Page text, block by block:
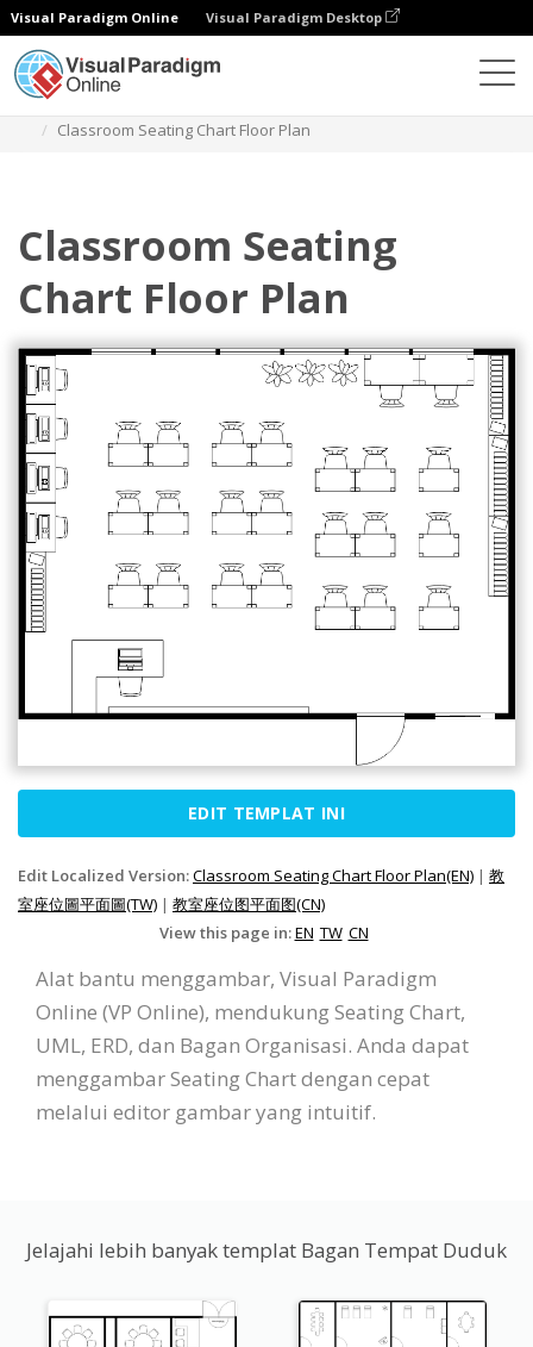
Visual Paradigm Online Visual Paradigm Desktop
Classroom Seating Chart Floor Plan
Classroom Seating
Chart Floor Plan
EDIT TEMPLAT INI
Edit Localized Version:Classroom Seating Chart Floor Plan(EN) | 教
室座位圖平面圖(TW) | 教室座位图平面图(CN)
View this page in:EN TW CN
Alat bantu menggambar, Visual Paradigm
Online (VP Online), mendukung Seating Chart,
UML, ERD, dan Bagan Organisasi. Anda dapat
menggambar Seating Chart dengan cepat
melalui editor gambar yang intuitif.
Jelajahi lebih banyak templat Bagan Tempat Duduk